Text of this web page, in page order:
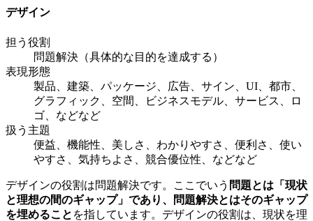
デザイン
担う役割
問題解決（具体的な目的を達成する）
表現形態
製品、建築、パッケージ、広告、サイン、UI、都市、
グラフィック、空間、ビジネスモデル、サービス、ロ
ゴ、などなど
扱う主題
便益、機能性、美しさ、わかりやすさ、便利さ、使い
やすさ、気持ちよさ、競合優位性、などなど
デザインの役割は問題解決です。ここでいう 問題とは「現状
と理想の間のギャップ」であり、問題解決とはそのギャップ
を埋めること を指しています。デザインの役割は、現状を理